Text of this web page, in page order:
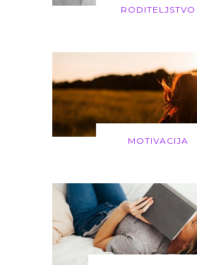
RODITELJSTVO
MOTIVACIJA